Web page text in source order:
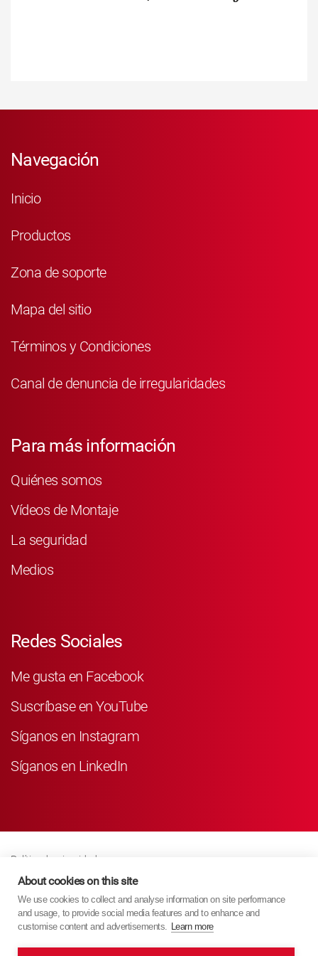
Navegación
Inicio
Productos
Zona de soporte
Mapa del sitio
Términos y Condiciones
Canal de denuncia de irregularidades
Para más información
Quiénes somos
Vídeos de Montaje
La seguridad
Medios
Redes Sociales
Me gusta en Facebook
Suscríbase en YouTube
Síganos en Instagram
Síganos en LinkedIn
Política de privacidad
Business Partner Privacy
Política De Cookies
Modern Slavery Act Policy
About cookies on this site
We use cookies to collect and analyse information on site performance
and usage, to provide social media features and to enhance and
customise content and advertisements. Learn more